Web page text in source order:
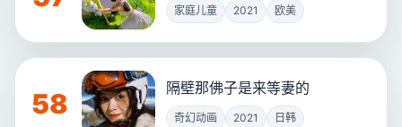
家庭儿童 2021 欧美
58 隔壁那佛子是来等妻的
奇幻动画 2021 日韩